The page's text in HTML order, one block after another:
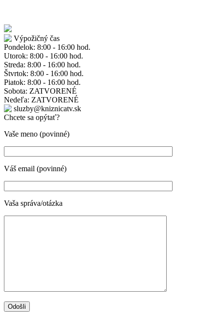
Výpožičný čas
Pondelok: 8:00 - 16:00 hod.
Utorok: 8:00 - 16:00 hod.
Streda: 8:00 - 16:00 hod.
Štvrtok: 8:00 - 16:00 hod.
Piatok: 8:00 - 16:00 hod.
Sobota: ZATVORENÉ
Nedeľa: ZATVORENÉ
sluzby@kniznicatv.sk
Chcete sa opýtať?
Vaše meno (povinné)
Váš email (povinné)
Vaša správa/otázka